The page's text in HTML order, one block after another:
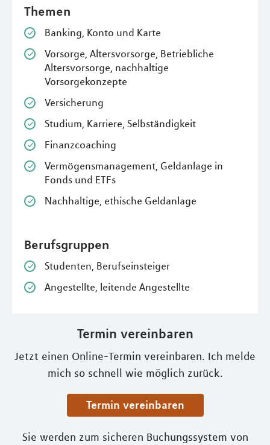
Themen
Banking, Konto und Karte
Vorsorge, Altersvorsorge, Betriebliche
Altersvorsorge, nachhaltige
Vorsorgekonzepte
Versicherung
Studium, Karriere, Selbständigkeit
Finanzcoaching
Vermögensmanagement, Geldanlage in
Fonds und ETFs
Nachhaltige, ethische Geldanlage
Berufsgruppen
Studenten, Berufseinsteiger
Angestellte, leitende Angestellte
Termin vereinbaren
Jetzt einen Online-Termin vereinbaren. Ich melde
mich so schnell wie möglich zurück.
Termin vereinbaren
Sie werden zum sicheren Buchungssystem von